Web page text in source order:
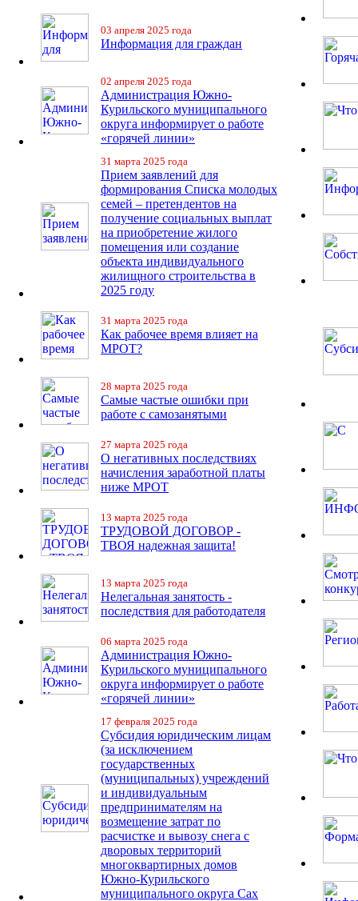
03 апреля 2025 года
Информация для граждан
02 апреля 2025 года
Администрация Южно-
Курильского муниципального
округа информирует о работе
«горячей линии»
31 марта 2025 года
Прием заявлений для
формирования Списка молодых
семей – претендентов на
получение социальных выплат
на приобретение жилого
помещения или создание
объекта индивидуального
жилищного строительства в
2025 году
31 марта 2025 года
Как рабочее время влияет на
МРОТ?
28 марта 2025 года
Самые частые ошибки при
работе с самозанятыми
27 марта 2025 года
О негативных последствиях
начисления заработной платы
ниже МРОТ
13 марта 2025 года
ТРУДОВОЙ ДОГОВОР -
ТВОЯ надежная защита!
13 марта 2025 года
Нелегальная занятость -
последствия для работодателя
06 марта 2025 года
Администрация Южно-
Курильского муниципального
округа информирует о работе
«горячей линии»
17 февраля 2025 года
Субсидия юридическим лицам
(за исключением
государственных
(муниципальных) учреждений
и индивидуальным
предпринимателям на
возмещение затрат по
расчистке и вывозу снега с
дворовых территорий
многоквартирных домов
Южно-Курильского
муниципального округа Сах